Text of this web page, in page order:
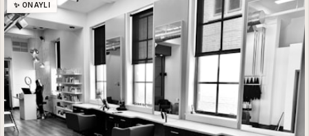
✨ ONAYLI